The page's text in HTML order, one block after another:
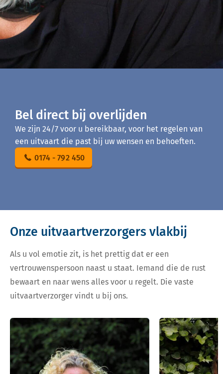
Bel direct bij overlijden
We zijn 24/7 voor u bereikbaar, voor het regelen van
een uitvaart die past bij uw wensen en behoeften.
0174 - 792 450
Onze uitvaartverzorgers vlakbij
Als u vol emotie zit, is het prettig dat er een
vertrouwenspersoon naast u staat. Iemand die de rust
bewaart en naar wens alles voor u regelt. Die vaste
uitvaartverzorger vindt u bij ons.